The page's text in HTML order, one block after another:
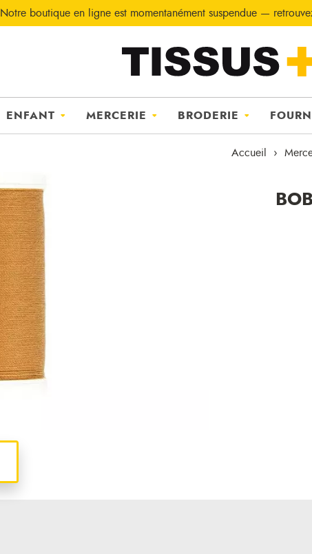
Notre boutique en ligne est momentanément suspendue —
ENFANT MERCERIE BRODERIE
Accueil